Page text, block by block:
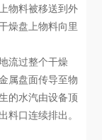
物料被移送到外
燥盘上物料向里
流过整个干燥
属盘面传导至物
的水汽由设备顶
料口连续排出。